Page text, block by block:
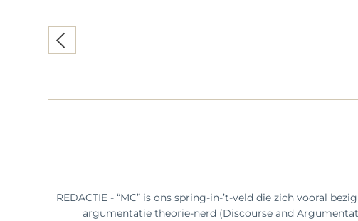
REDACTIE - “MC” is ons spring-in-’t-veld die zich vooral
argumentatie theorie-nerd (Discourse and